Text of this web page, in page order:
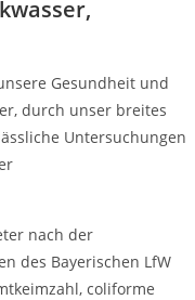
Gesundheit und
durch unser breites
Untersuchungen
nach der
des Bayerischen LfW
coliforme